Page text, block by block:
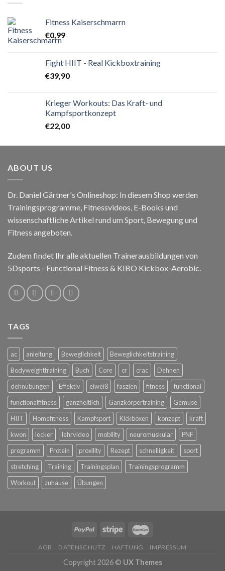
Fitness Kaiserschmarrn
€0,99
Fight HIIT - Real Kickboxtraining
€39,90
Krieger Workouts: Das Kraft- und
Kampfsportkonzept
€22,00
ABOUT US
Dr. Daniel Gärtner's Onlineshop: In diesem Shop werden
Trainingsprogramme, Fitnessvideos, E-Books und
wissenschaftliche Artikel rund um Sport, Bewegung und
Fitness angeboten.
Zudem findet Ihr alle aktuellen Trainerausbildungen von
5Dsports - Functional Fitness & KIBO Kickbox-Aerobic.
TAGS
ac anleitung Beweglichkeit
Beweglichkeitstraining
Bodyweighttraining
Buch Core cr crac
Dehnen
dehnübungen
Effektiv eiweiß faszien fitness
functional
functionalfitness
ganzheitlich Ganzkörpertraining
Gemüse
HIIT
Homefitness Kampfsport Kickboxen konzept
kraft
kwon
lecker lehrvideo mobility neuromuskulär
PNF
programm
Protein proxility Rezept schnelligkeit
sport
stretching
Training Trainingsplan
Trainingsprogramm
Workout
zuhause Übungen
AGB DATENSCHUTZ HAFTUNG IMPRESSUM
Copyright 2026 © UX Themes